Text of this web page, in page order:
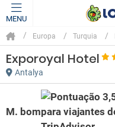
MENU
Europa Turquia
Exporoyal Hotel
Antalya
M. bom